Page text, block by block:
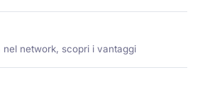
nel network, scopri i vantaggi